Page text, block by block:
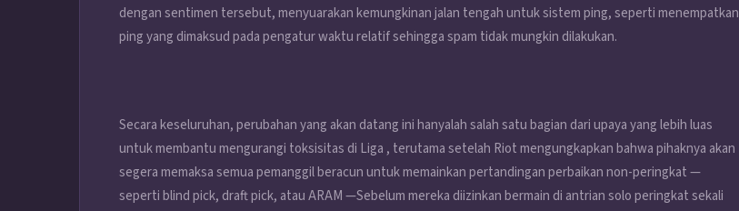
dengan sentimen tersebut, menyuarakan kemungkinan jalan tengah untuk sistem ping, seperti menempatkan
ping yang dimaksud pada pengatur waktu relatif sehingga spam tidak mungkin dilakukan.
Secara keseluruhan, perubahan yang akan datang ini hanyalah salah satu bagian dari upaya yang lebih luas
untuk membantu mengurangi toksisitas di Liga , terutama setelah Riot mengungkapkan bahwa pihaknya akan
segera memaksa semua pemanggil beracun untuk memainkan pertandingan perbaikan non-peringkat —
seperti blind pick, draft pick, atau ARAM —Sebelum mereka diizinkan bermain di antrian solo peringkat sekali